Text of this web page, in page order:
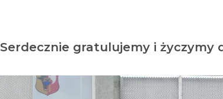
Serdecznie gratulujemy i życzymy